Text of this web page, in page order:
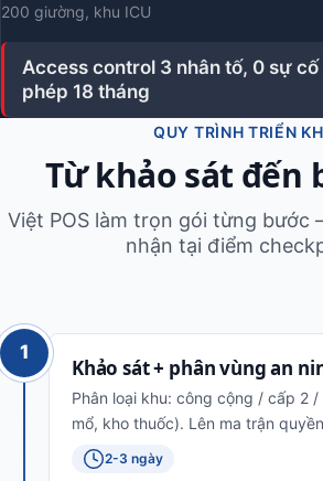
200 giường, khu ICU
Access control 3 nhân tố, 0 sự
phép 18 tháng
QUY TRÌNH TRIỂN
Từ khảo sát đến
Việt POS làm trọn gói từng bước
nhận tại điểm
1
Khảo sát + phân vùng an
Phân loại khu: công cộng / cấp 2
mổ, kho thuốc). Lên ma trận
2-3 ngày